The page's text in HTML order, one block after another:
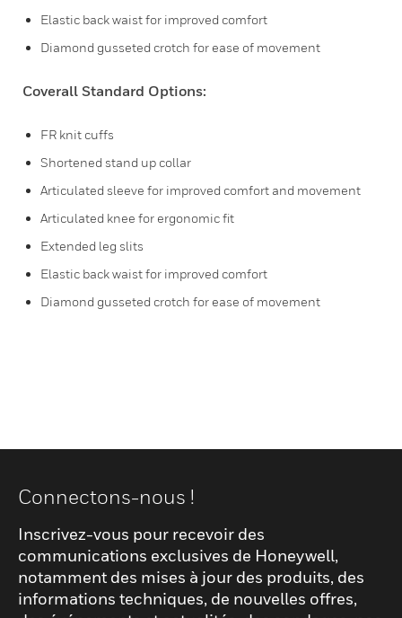
Elastic back waist for improved comfort
Diamond gusseted crotch for ease of movement
Coverall Standard Options:
FR knit cuffs
Shortened stand up collar
Articulated sleeve for improved comfort and movement
Articulated knee for ergonomic fit
Extended leg slits
Elastic back waist for improved comfort
Diamond gusseted crotch for ease of movement
Connectons-nous !
Inscrivez-vous pour recevoir des
communications exclusives de Honeywell,
notamment des mises à jour des produits, des
informations techniques, de nouvelles offres,